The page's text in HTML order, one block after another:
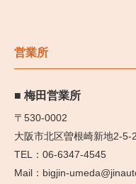
営業所
梅田営業所
〒530-0002
大阪市北区曽根崎新地2-5-
06-6347-4545
bigjin-